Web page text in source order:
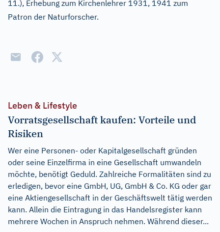
11.), Erhebung zum Kirchenlehrer 1931, 1941 zum
Patron der Naturforscher.
Leben & Lifestyle
Vorratsgesellschaft kaufen: Vorteile und
Risiken
Wer eine Personen- oder Kapitalgesellschaft gründen
oder seine Einzelfirma in eine Gesellschaft umwandeln
möchte, benötigt Geduld. Zahlreiche Formalitäten sind zu
erledigen, bevor eine GmbH, UG, GmbH & Co. KG oder gar
eine Aktiengesellschaft in der Geschäftswelt tätig werden
kann. Allein die Eintragung in das Handelsregister kann
mehrere Wochen in Anspruch nehmen. Während dieser...